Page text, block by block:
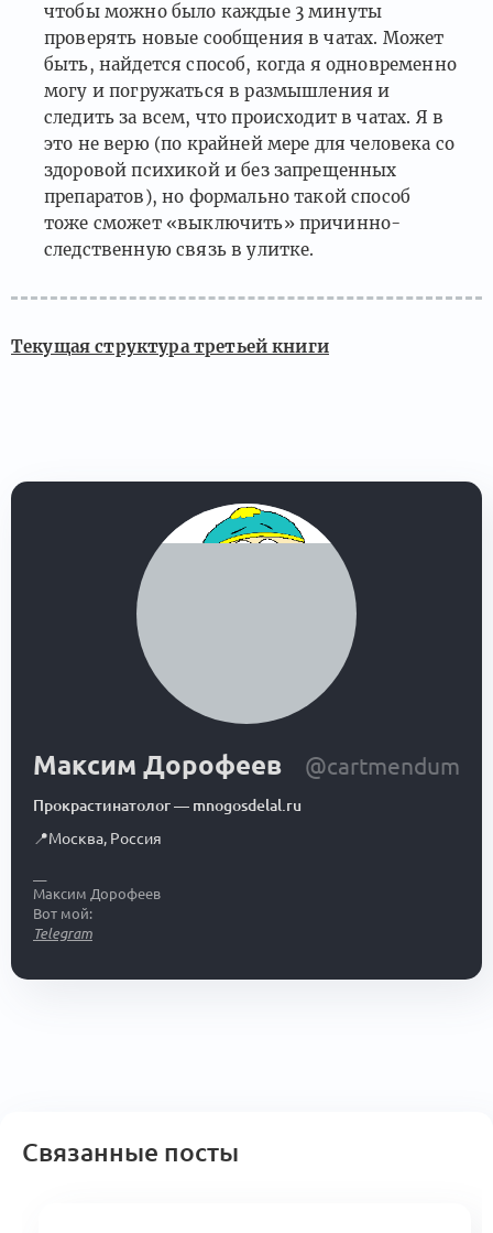
чтобы можно было каждые 3 минуты
проверять новые сообщения в чатах. Может
быть, найдется способ, когда я одновременно
могу и погружаться в размышления и
следить за всем, что происходит в чатах. Я в
это не верю (по крайней мере для человека со
здоровой психикой и без запрещенных
препаратов), но формально такой способ
тоже сможет «выключить» причинно-
следственную связь в улитке.
Текущая структура третьей книги
Максим Дорофеев @cartmendum
Прокрастинатолог— mnogosdelal.ru
📍Москва, Россия
Максим Дорофеев
Вот мой:
Telegram
Связанные посты